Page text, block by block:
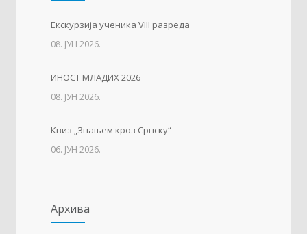
Тесла позива на квиз
14. АПРИЛ 2021.
Свјетски дан вода
Eкскурзија ученика VIII разреда
08. ЈУН 2026.
ИНОСТ МЛАДИХ 2026
08. ЈУН 2026.
Квиз „Знањем кроз Српску“
06. ЈУН 2026.
Архива
Архива